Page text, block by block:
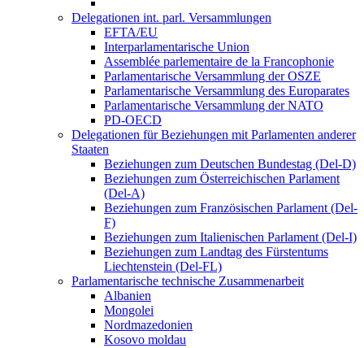
Delegationen int. parl. Versammlungen
EFTA/EU
Interparlamentarische Union
Assemblée parlementaire de la Francophonie
Parlamentarische Versammlung der OSZE
Parlamentarische Versammlung des Europarates
Parlamentarische Versammlung der NATO
PD-OECD
Delegationen für Beziehungen mit Parlamenten anderer
Staaten
Beziehungen zum Deutschen Bundestag (Del-D)
Beziehungen zum Österreichischen Parlament
(Del-A)
Beziehungen zum Französischen Parlament (Del-
F)
Beziehungen zum Italienischen Parlament (Del-I)
Beziehungen zum Landtag des Fürstentums
Liechtenstein (Del-FL)
Parlamentarische technische Zusammenarbeit
Albanien
Mongolei
Nordmazedonien
Kosovo moldau